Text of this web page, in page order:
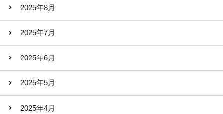
2025年8月
2025年7月
2025年6月
2025年5月
2025年4月